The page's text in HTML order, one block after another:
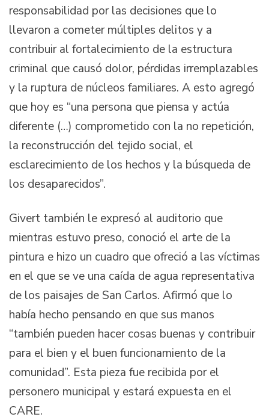
responsabilidad por las decisiones que lo
llevaron a cometer múltiples delitos y a
contribuir al fortalecimiento de la estructura
criminal que causó dolor, pérdidas irremplazables
y la ruptura de núcleos familiares. A esto agregó
que hoy es “una persona que piensa y actúa
diferente (…) comprometido con la no repetición,
la reconstrucción del tejido social, el
esclarecimiento de los hechos y la búsqueda de
los desaparecidos”.
Givert también le expresó al auditorio que
mientras estuvo preso, conoció el arte de la
pintura e hizo un cuadro que ofreció a las víctimas
en el que se ve una caída de agua representativa
de los paisajes de San Carlos. Afirmó que lo
había hecho pensando en que sus manos
“también pueden hacer cosas buenas y contribuir
para el bien y el buen funcionamiento de la
comunidad”. Esta pieza fue recibida por el
personero municipal y estará expuesta en el
CARE.